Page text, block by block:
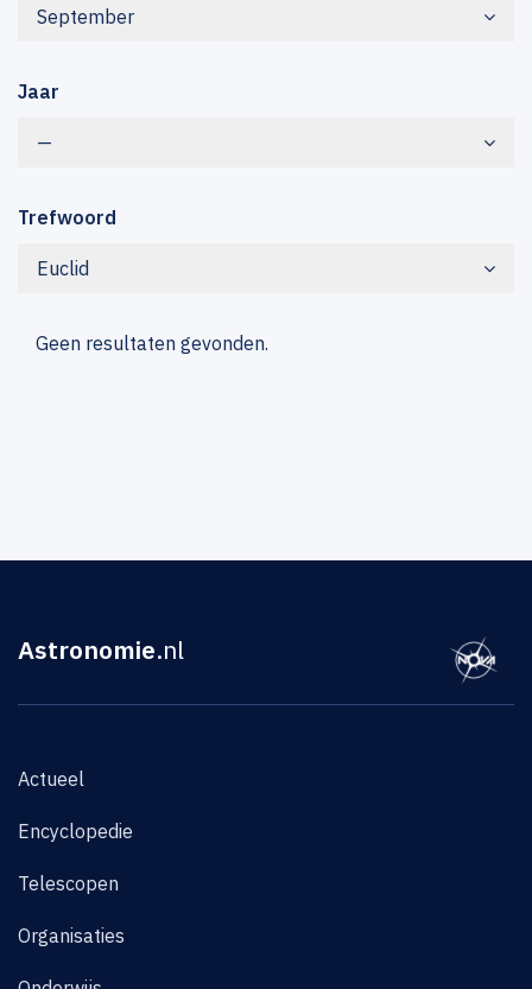
September
Jaar
—
Trefwoord
Euclid
Geen resultaten gevonden.
Astronomie.nl
Actueel
Encyclopedie
Telescopen
Organisaties